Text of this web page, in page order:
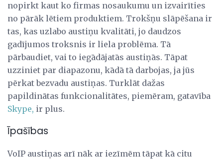
nopirkt kaut ko firmas nosaukumu un izvairīties
no pārāk lētiem produktiem. Trokšņu slāpēšana ir
tas, kas uzlabo austiņu kvalitāti, jo daudzos
gadījumos troksnis ir liela problēma. Tā
pārbaudiet, vai to iegādājatās austiņās. Tāpat
uzziniet par diapazonu, kādā tā darbojas, ja jūs
pērkat bezvadu austiņas. Turklāt dažas
papildinātas funkcionalitātes, piemēram, gatavība
Skype, ir plus.
Īpašības
VoIP austiņas arī nāk ar iezīmēm tāpat kā citu